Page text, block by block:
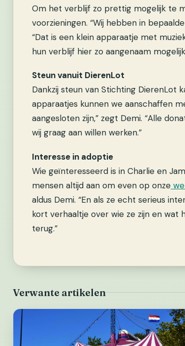
Om het verblijf zo prettig mogelijk te
voorzieningen. “Wij hebben in
“Dat is een klein apparaatje met
hun verblijf hier zo aangenaam
Steun vanuit DierenLot
Dankzij steun van Stichting DierenLot
apparaatjes kunnen we aanschaffen
aangesloten zijn,” zegt Demi. “Alle
wij graag aan willen werken.”
Interesse in adoptie
Wie geïnteresseerd is in Charlie en
mensen altijd aan om even op onze
aldus Demi. “En als ze echt serieus
kort verhaaltje over wie ze zijn en wat
terug.”
Verwante artikelen